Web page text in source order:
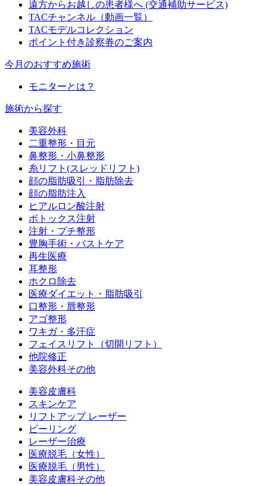
遠方からお越しの患者様へ (交通補助サービス)
TACチャンネル（動画一覧）
TACモデルコレクション
ポイント付き診察券のご案内
今月のおすすめ施術
モニターとは？
施術から探す
美容外科
二重整形・目元
鼻整形・小鼻整形
糸リフト(スレッドリフト)
顔の脂肪吸引・脂肪除去
顔の脂肪注入
ヒアルロン酸注射
ボトックス注射
注射・プチ整形
豊胸手術・バストケア
再生医療
耳整形
ホクロ除去
医療ダイエット・脂肪吸引
口整形・唇整形
アゴ整形
ワキガ・多汗症
フェイスリフト（切開リフト）
他院修正
美容外科その他
美容皮膚科
スキンケア
リフトアップ レーザー
ピーリング
レーザー治療
医療脱毛（女性）
医療脱毛（男性）
美容皮膚科その他